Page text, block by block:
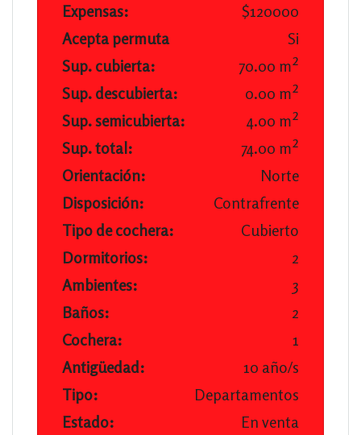
Expensas:
$120000
Acepta permuta
Si
Sup. cubierta:
70.00 m²
Sup. descubierta:
0.00 m²
Sup. semicubierta:
4.00 m²
Sup. total:
74.00 m²
Orientación:
Norte
Disposición:
Contrafrente
Tipo de cochera:
Cubierto
Dormitorios:
2
Ambientes:
3
Baños:
2
Cochera:
1
Antigüedad:
10 año/s
Tipo:
Departamentos
Estado:
En venta